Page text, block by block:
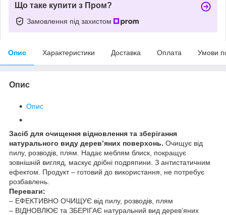
Що таке купити з Пром?
Замовлення під захистом
Опис Характеристики Доставка Оплата Умови
Опис
Опис
Засіб для очищення відновлення та зберігання
натурального виду дерев’яних поверхонь. Очищує від
пилу, розводів, плям. Надає меблям блиск, покращує
зовнішній вигляд, маскує дрібні подряпини. З антистатичним
ефектом. Продукт – готовий до використання, не потребує
розбавлень.
Переваги:
– ЕФЕКТИВНО ОЧИЩУЄ від пилу, розводів, плям
– ВІДНОВЛЮЄ та ЗБЕРІГАЄ натуральний вид дерев’яних